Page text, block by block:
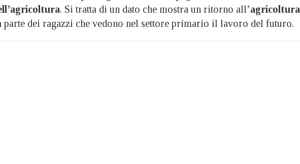
. Si tratta di un dato che mostra un ritorno all’agricoltura
parte dei ragazzi che vedono nel settore primario il lavoro del futuro.